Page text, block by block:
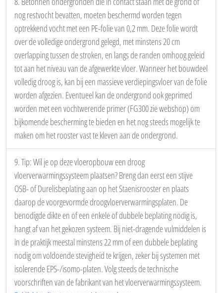
één plaat plus versteviging volstaat.
6. Tip: Om te voorkomen dat losse korrels wegrollen of door gaten
en kieren vloeien, is het aan te raden om vooraf alle openingen in
de betonnen ondergrond zorgvuldig te dichten met PU schuim of
mortel.
7. Toegelaten vloerbekleding: zwevende vloerbekledingen zoals
meerlagig parket, laminaat, kurk, tapijt en vinyl. Volg altijd de
plaatsingsvoorschriften van zowel de fabrikant van de
vloerbekleding als de winkel waar de aankoop is gedaan.
8. Betonnen ondergronden die in contact staan met de grond of
nog restvocht bevatten, moeten beschermd worden tegen
optrekkend vocht met een PE-folie van 0,2 mm. Deze folie wordt
over de volledige ondergrond gelegd, met minstens 20 cm
overlapping tussen de stroken, en langs de randen omhoog geleid
tot aan het niveau van de afgewerkte vloer. Wanneer het bouwdeel
volledig droog is, kan bij een massieve verdiepingsvloer van de folie
worden afgezien. Eventueel kan de ondergrond ook geprimed
worden met een vochtwerende primer (FG300 zie webshop) om
bijkomende bescherming te bieden en het nog steeds mogelijk te